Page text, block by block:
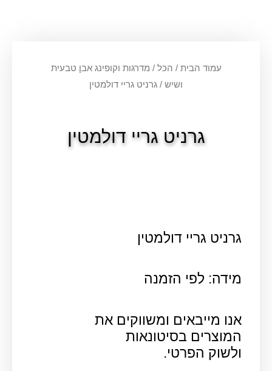
עמוד הבית / הכל / מדרגות וקופינג אבן טבעית
ושיש / גרניט גריי דולמטין
גרניט גריי דולמטין
גרניט גריי דולמטין
מידה: לפי הזמנה
אנו מייבאים ומשווקים את
המוצרים בסיטונאות
ולשוק הפרטי.